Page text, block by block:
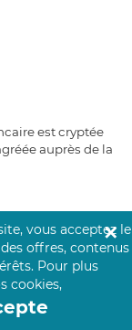
est cryptée
auprès de la
vous acceptez le
offres, contenus
Pour plus
cookies,
✕